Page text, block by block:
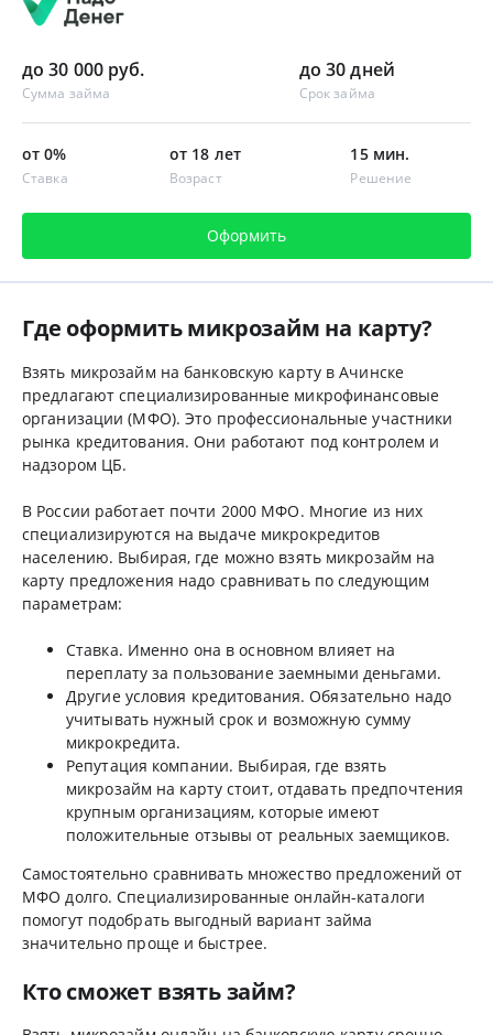
до 30 000 руб.
Сумма займа
до 30 дней
Срок займа
от 0%
Ставка
от 18 лет
Возраст
15 мин.
Решение
Оформить
Где оформить микрозайм на карту?
Взять микрозайм на банковскую карту в Ачинске
предлагают специализированные микрофинансовые
организации (МФО). Это профессиональные участники
рынка кредитования. Они работают под контролем и
надзором ЦБ.
В России работает почти 2000 МФО. Многие из них
специализируются на выдаче микрокредитов
населению. Выбирая, где можно взять микрозайм на
карту предложения надо сравнивать по следующим
параметрам:
Ставка. Именно она в основном влияет на
переплату за пользование заемными деньгами.
Другие условия кредитования. Обязательно надо
учитывать нужный срок и возможную сумму
микрокредита.
Репутация компании. Выбирая, где взять
микрозайм на карту стоит, отдавать предпочтения
крупным организациям, которые имеют
положительные отзывы от реальных заемщиков.
Самостоятельно сравнивать множество предложений от
МФО долго. Специализированные онлайн-каталоги
помогут подобрать выгодный вариант займа
значительно проще и быстрее.
Кто сможет взять займ?